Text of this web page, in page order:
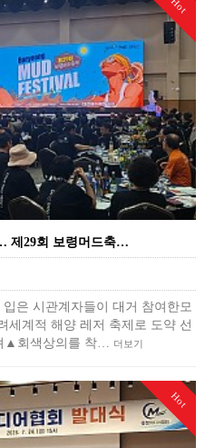
Hot
제29회 보령머드축…
은 시관계자들이 대거 참여한모
세계적 해양 레저 축제로 도약 선
▲회색상의를 착…
더보기
Hot